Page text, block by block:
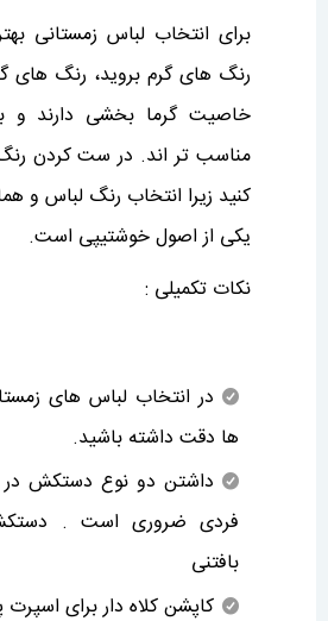
برای انتخاب لباس زمستانی
رنگ های گرم بروید، رنگ های
خاصیت گرما بخشی دارند و
مناسب تر اند. در ست کردن
کنید زیرا انتخاب رنگ لباس و
یکی از اصول خوشتیپی است.
نکات تکمیلی :
در انتخاب لباس های
ها دقت داشته باشید.
داشتن دو نوع دستکش در
فردی ضروری است .
بافتنی
کاپشن کلاه دار برای